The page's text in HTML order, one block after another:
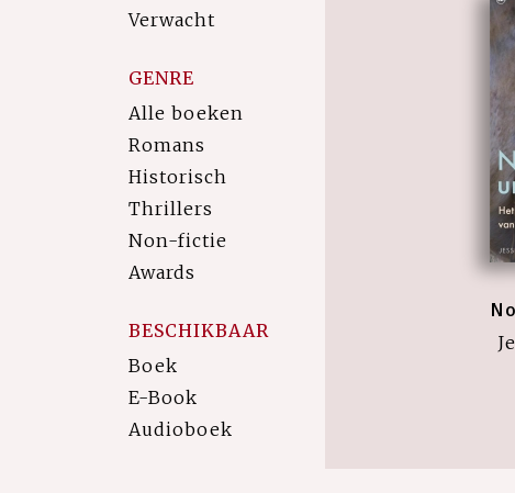
Verwacht
GENRE
Alle boeken
Romans
Historisch
Thrillers
Non-fictie
Awards
BESCHIKBAAR
Boek
E-Book
Audioboek